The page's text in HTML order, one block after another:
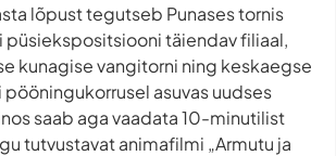
lõpust tegutseb Punases tornis
püsiekspositsiooni täiendav filiaal,
kunagise vangitorni ning keskaegse
pööningukorrusel asuvas uudses
saab aga vaadata 10-minutilist
tutvustavat animafilmi „Armutu ja